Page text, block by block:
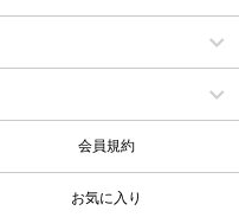
会員規約
お気に入り